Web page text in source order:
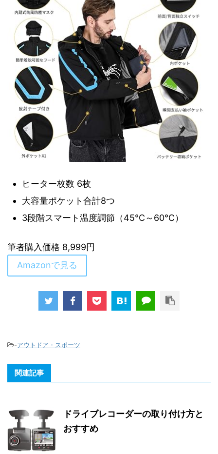
ヒーター枚数 6枚
大容量ポケット合計8つ
3段階スマート温度調節（45℃～60℃）
筆者購入価格 8,999円
Amazonで見る
-アウトドア・スポーツ
関連記事
ドライブレコーダーの取り付け方と
おすすめ